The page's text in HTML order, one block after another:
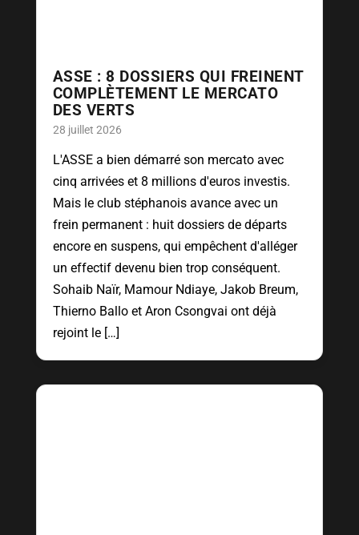
ASSE : 8 DOSSIERS QUI FREINENT
COMPLÈTEMENT LE MERCATO
DES VERTS
28 juillet 2026
L'ASSE a bien démarré son mercato avec
cinq arrivées et 8 millions d'euros investis.
Mais le club stéphanois avance avec un
frein permanent : huit dossiers de départs
encore en suspens, qui empêchent d'alléger
un effectif devenu bien trop conséquent.
Sohaib Naïr, Mamour Ndiaye, Jakob Breum,
Thierno Ballo et Aron Csongvai ont déjà
rejoint le […]